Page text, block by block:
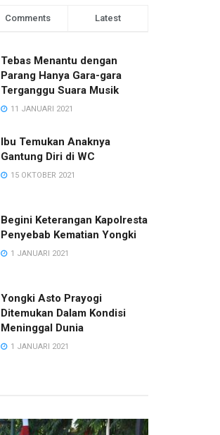
Comments Latest
Tebas Menantu dengan
Parang Hanya Gara-gara
Terganggu Suara Musik
11 JANUARI 2021
Ibu Temukan Anaknya
Gantung Diri di WC
15 OKTOBER 2021
Begini Keterangan Kapolresta
Penyebab Kematian Yongki
1 JANUARI 2021
Yongki Asto Prayogi
Ditemukan Dalam Kondisi
Meninggal Dunia
1 JANUARI 2021